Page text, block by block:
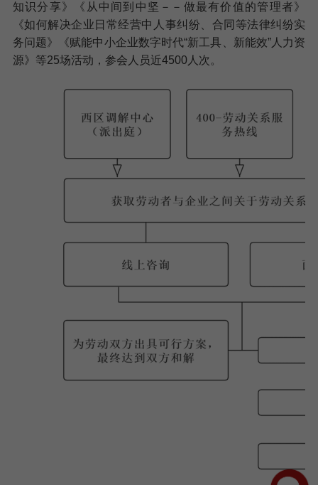
知识分享》《从中间到中坚－－做最有价值的管理者》
《如何解决企业日常经营中人事纠纷、合同等法律纠纷实
务问题》《赋能中小企业数字时代“新工具、新能效”人力资
源》等25场活动， 参会人员近4500 人次。